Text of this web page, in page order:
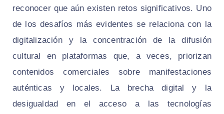
reconocer que aún existen retos significativos. Uno
de los desafíos más evidentes se relaciona con la
digitalización y la concentración de la difusión
cultural en plataformas que, a veces, priorizan
contenidos comerciales sobre manifestaciones
auténticas y locales. La brecha digital y la
desigualdad en el acceso a las tecnologías